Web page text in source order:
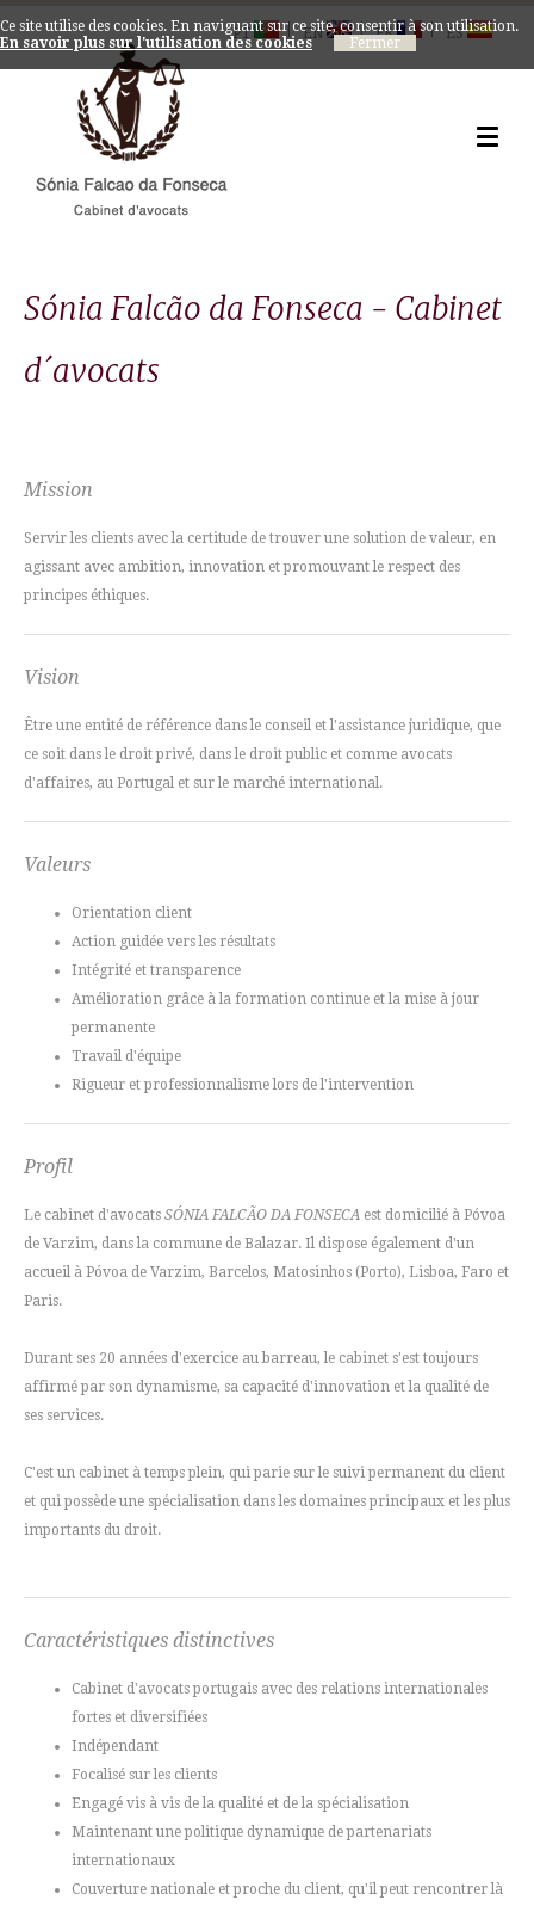
PT | EN | FR | ES
Sónia Falcão da Fonseca - Cabinet
d´avocats
Mission
Servir les clients avec la certitude de trouver une solution de valeur, en
agissant avec ambition, innovation et promouvant le respect des
principes éthiques.
Vision
Être une entité de référence dans le conseil et l'assistance juridique, que
ce soit dans le droit privé, dans le droit public et comme avocats
d'affaires, au Portugal et sur le marché international.
Valeurs
Orientation client
Action guidée vers les résultats
Intégrité et transparence
Amélioration grâce à la formation continue et la mise à jour
permanente
Travail d'équipe
Rigueur et professionnalisme lors de l'intervention
Profil
Le cabinet d'avocats SÓNIA FALCÃO DA FONSECA est domicilié à Póvoa
de Varzim, dans la commune de Balazar. Il dispose également d'un
accueil à Póvoa de Varzim, Barcelos, Matosinhos (Porto), Lisboa, Faro et
Paris.
Durant ses 20 années d'exercice au barreau, le cabinet s'est toujours
affirmé par son dynamisme, sa capacité d'innovation et la qualité de
ses services.
C'est un cabinet à temps plein, qui parie sur le suivi permanent du client
et qui possède une spécialisation dans les domaines principaux et les plus
importants du droit.
Caractéristiques distinctives
Cabinet d'avocats portugais avec des relations internationales
fortes et diversifiées
Indépendant
Focalisé sur les clients
Engagé vis à vis de la qualité et de la spécialisation
Maintenant une politique dynamique de partenariats
internationaux
Couverture nationale et proche du client, qu'il peut rencontrer là
Ce site utilise des cookies. En naviguant sur ce site, consentir à son utilisation.
En savoir plus sur l'utilisation des cookies